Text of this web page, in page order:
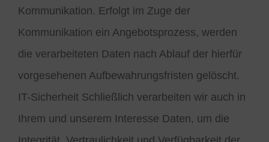
Kommunikation. Erfolgt im Zuge der
Kommunikation ein Angebotsprozess, werden
die verarbeiteten Daten nach Ablauf der hierfür
vorgesehenen Aufbewahrungsfristen gelöscht.
IT-Sicherheit Schließlich verarbeiten wir auch in
Ihrem und unserem Interesse Daten, um die